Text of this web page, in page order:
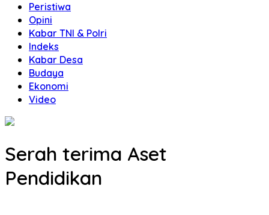
Peristiwa
Opini
Kabar TNI & Polri
Indeks
Kabar Desa
Budaya
Ekonomi
Video
Serah terima Aset
Pendidikan